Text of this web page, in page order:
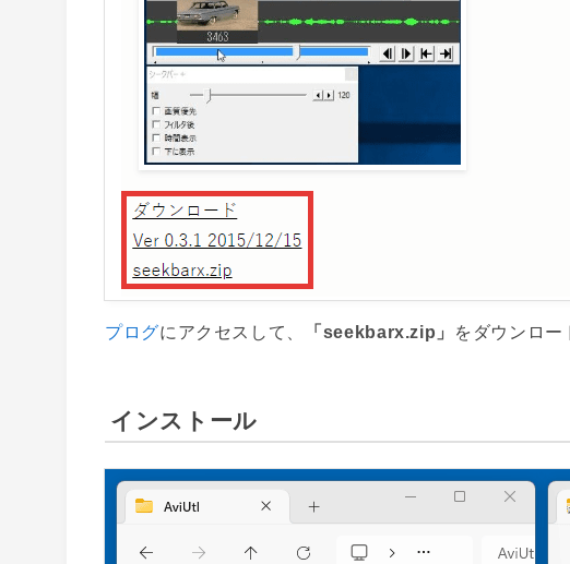
プログにアクセスして、 「 seekbarx.zip」 をダウンロー
インストール